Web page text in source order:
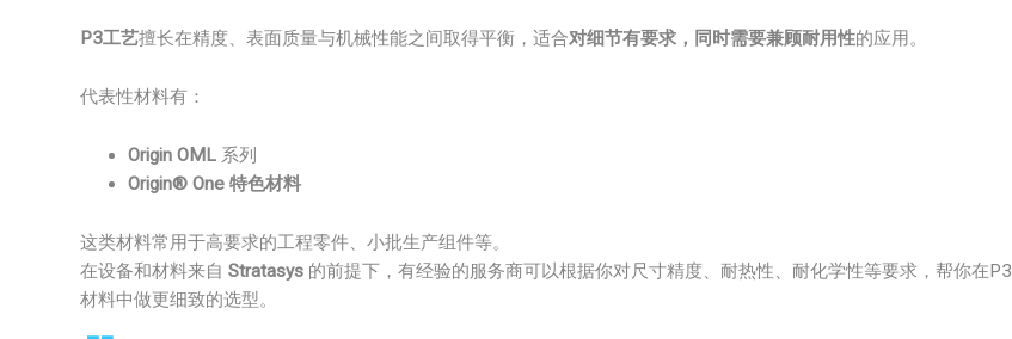
P3工艺擅长在精度、表面质量与机械性能之间取得平衡，适合对细节有要求，同时需要兼顾耐用性的应用。
代表性材料有：
Origin OML 系列
Origin® One 特色材料
这类材料常用于高要求的工程零件、小批生产组件等。
在设备和材料来自 Stratasys 的前提下，有经验的服务商可以根据你对尺寸精度、耐热性、耐化学性等要求，帮你在P3
材料中做更细致的选型。